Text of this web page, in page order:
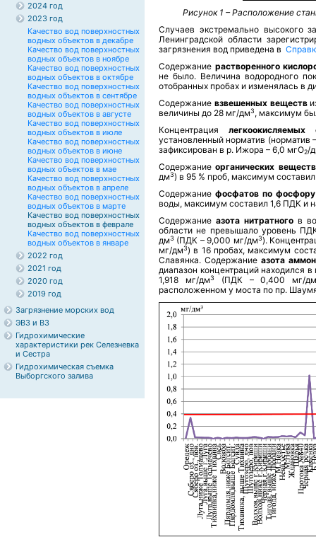
2024 год
2023 год
Качество вод поверхностных
водных объектов в декабре
Качество вод поверхностных
водных объектов в ноябре
Качество вод поверхностных
водных объектов в октябре
Качество вод поверхностных
водных объектов в сентябре
Качество вод поверхностных
водных объектов в августе
Качество вод поверхностных
водных объектов в июле
Качество вод поверхностных
водных объектов в июне
Качество вод поверхностных
водных объектов в мае
Качество вод поверхностных
водных объектов в апреле
Качество вод поверхностных
водных объектов в марте
Качество вод поверхностных
водных объектов в феврале
Качество вод поверхностных
водных объектов в январе
2022 год
2021 год
2020 год
2019 год
Загрязнение морских вод
ЭВЗ и ВЗ
Гидрохимические
характеристики рек Селезневка
и Сестра
Гидрохимическая съемка
Выборгского залива
Рисунок 1 – Расположение
Случаев экстремально высокого
Ленинградской области
загрязнения вод приведена в
Содержание растворенного
не было. Величина водородного
отобранных пробах и изменялась в
Содержание взвешенных веществ
величины до 28 мг/дм3, максимум
Концентрация
установленный норматив (норматив
зафиксирован в р. Ижора – 6,0 мгО2/
Содержаниеорганических
дм3) в 95 % проб, максимум
Содержание фосфатов по фосфору
воды, максимум составил 1,6 ПДК и
Содержание азота нитратного в
области не превышало уровень
дм3 (ПДК – 9,000 мг/дм3).
мг/дм3) в 16 пробах, максимум
Славянка. Содержание азота
диапазон концентраций находился
1,918 мг/дм3
(ПДК – 0,400 мг/
расположенном у моста по пр.